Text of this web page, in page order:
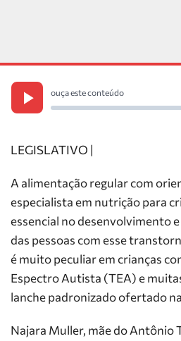
ouça este conteúdo
LEGISLATIVO |
A alimentação regular com
especialista em nutrição para
essencial no desenvolvimento
das pessoas com esse
é muito peculiar em crianças
Espectro Autista (TEA) e
lanche padronizado ofertado
Najara Muller, mãe do Antônio